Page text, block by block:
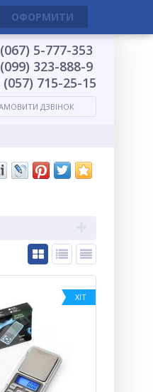
5-777-353
323-888-9
(057) 715-25-15
ДЗВІНОК
ХІТ
ОФОРМИТИ